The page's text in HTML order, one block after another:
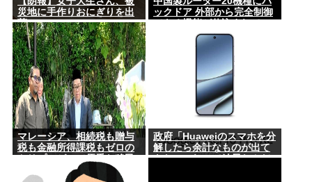
災地に手作りおにぎりを出
荷
ックドア 外部から完全制御
できる機能が仕込まれてい
マレーシア、相続税も贈与
税も金融所得課税もゼロの
トリプルゼロで優秀な移民
を海外から集めてしまう…
政府「Huaweiのスマホを分
解したら余計なものが出て
きた」これって結局なんだ